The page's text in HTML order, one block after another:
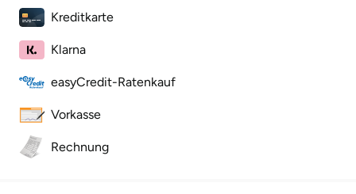
Kreditkarte
Klarna
easyCredit-Ratenkauf
Vorkasse
Rechnung